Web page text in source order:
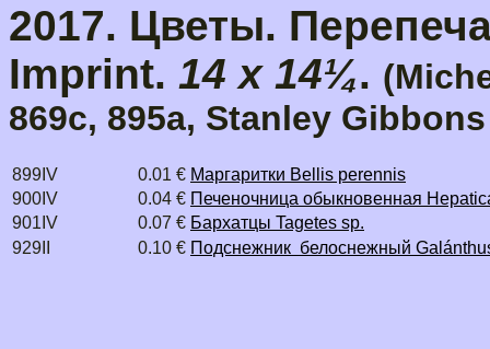
2017. Цветы.
Imprint. 14 x 14¼.
869c, 895a, Stanley
899IV 0.01 € Маргаритки Bellis perennis
900IV
0.04 € Печеночница обыкновенная
901IV
0.07 € Бархатцы Tagetes sp.
929II
0.10 € Подснежник белоснежный